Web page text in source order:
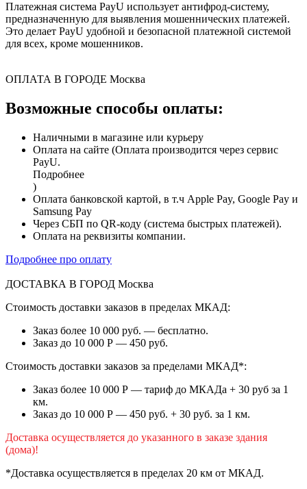
Платежная система PayU использует антифрод-систему,
предназначенную для выявления мошеннических платежей.
Это делает PayU удобной и безопасной платежной системой
для всех, кроме мошенников.
ОПЛАТА В ГОРОДЕ Москва
Возможные способы оплаты:
Наличными в магазине или курьеру
Оплата на сайте (Оплата производится через сервис
PayU.
Подробнее
)
Оплата банковской картой, в т.ч Apple Pay, Google Pay и
Samsung Pay
Через СБП по QR-коду (система быстрых платежей).
Оплата на реквизиты компании.
Подробнее про оплату
ДОСТАВКА В ГОРОД Москва
Стоимость доставки заказов в пределах МКАД:
Заказ более 10 000 руб. — бесплатно.
Заказ до 10 000 Р — 450 руб.
Стоимость доставки заказов за пределами МКАД*:
Заказ более 10 000 Р — тариф до МКАДа + 30 руб за 1
км.
Заказ до 10 000 Р — 450 руб. + 30 руб. за 1 км.
Доставка осуществляется до указанного в заказе здания
(дома)!
*Доставка осуществляется в пределах 20 км от МКАД.